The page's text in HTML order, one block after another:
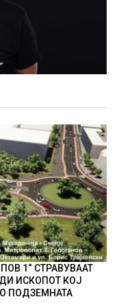
1“ СТРАВУВААТ
ИСКОПОТ КОЈ
ПОДЗЕМНАТА